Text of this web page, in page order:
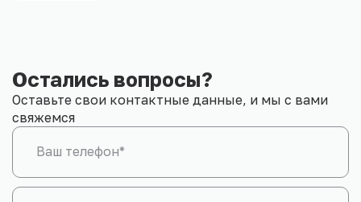
Остались вопросы?
Оставьте свои контактные данные, и мы с вами
свяжемся
Ваш телефон*